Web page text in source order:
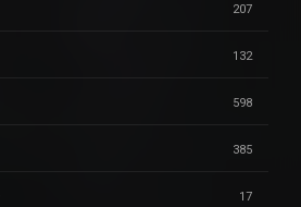
207
132
598
385
17